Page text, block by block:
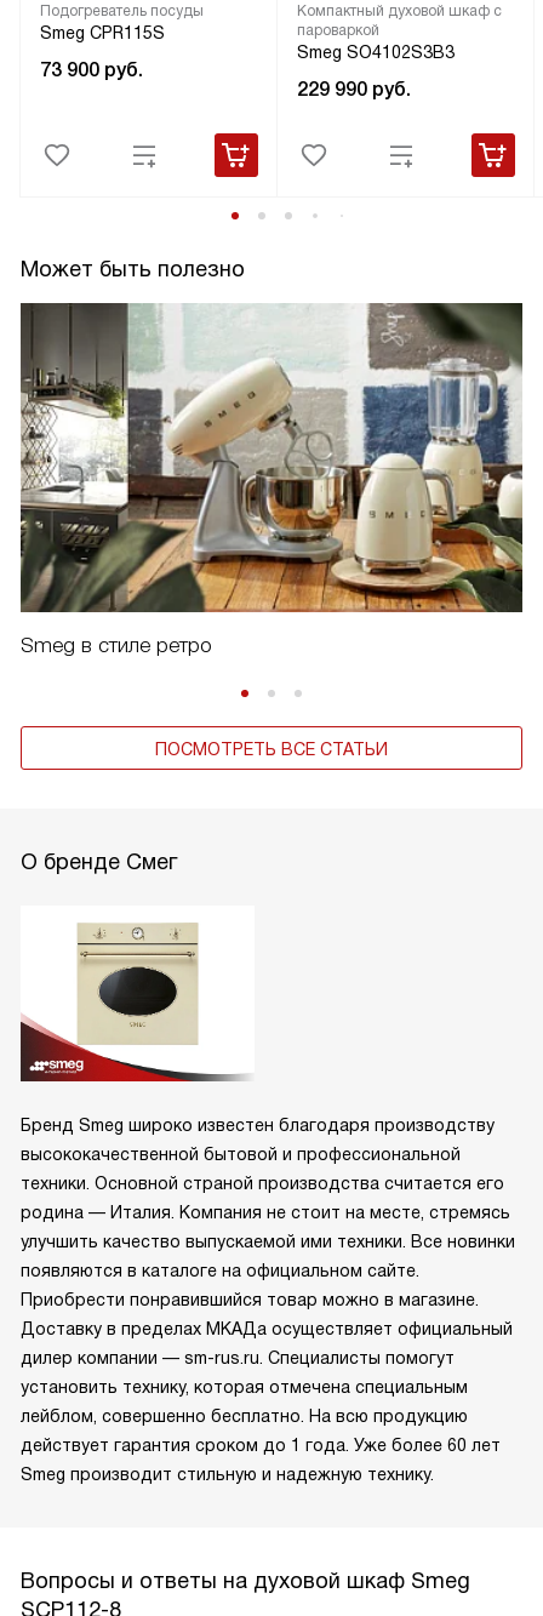
Подогреватель посуды
Smeg CPR115S
73 900 руб.
Компактный духовой шкаф с
пароваркой
Smeg SO4102S3B3
229 990 руб.
Может быть полезно
Smeg в стиле ретро
ПОСМОТРЕТЬ ВСЕ СТАТЬИ
О бренде Смег
Бренд Smeg широко известен благодаря производству
высококачественной бытовой и профессиональной
техники. Основной страной производства считается его
родина — Италия. Компания не стоит на месте, стремясь
улучшить качество выпускаемой ими техники. Все новинки
появляются в каталоге на официальном сайте.
Приобрести понравившийся товар можно в магазине.
Доставку в пределах МКАДа осуществляет официальный
дилер компании — sm-rus.ru. Специалисты помогут
установить технику, которая отмечена специальным
лейблом, совершенно бесплатно. На всю продукцию
действует гарантия сроком до 1 года. Уже более 60 лет
Smeg производит стильную и надежную технику.
Вопросы и ответы на духовой шкаф Smeg
SCP112-8